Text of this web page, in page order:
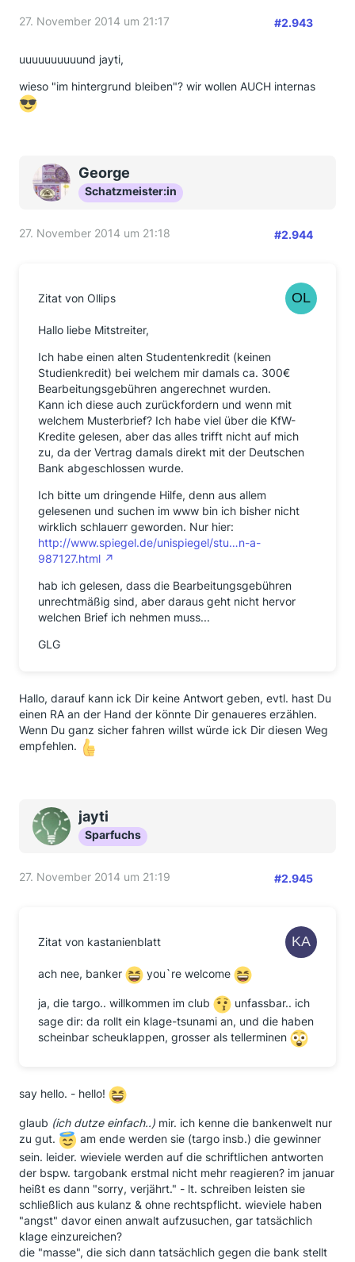
das bekannte schreiben, welches hier im forum schon
bisher nichts. habe dann heute mit meinem anwalt
telefoniert, welcher bereits den kompletten
schriftverkehr incl. anhänge vorliegen hatte. auf sein
hartnäckigen schriftverkehr an die bg zu kommen.
ansonsten klage. aus seiner sicht ist das schreiben
von der targobank völlig unzureichend und nichts
anklage, sollte es dazu kommen. rechtschutz ohne
bieten diese kredite auch an, daher habe ich heute
die mitarbeiterhotline angerufen - keine
warteschlange, interne auskünfte
briefe stapeln (wortwörtlich). tausende gehen ein und
diese werden alle manuell bearbeitet. aktuell sind sie
4 wochen im rückstand. gebühren werden aber nach
erfassung der einzelnen anfragen auch zurück
erstattet. soviel dazu.
ich werde mehr passiv bleiben und mitlesen. sollte
einer von euch etwas von mir wissen wollen oder hilfe
das hier?
)
- j.
27. November 2014 um 21:17 #2.943
uuuuuuuuuund jayti,
wieso "im hintergrund bleiben"? wir wollen AUCH internas
George
Schatzmeister:in
27. November 2014 um 21:18 #2.944
Zitat von Ollips
Hallo liebe Mitstreiter,
Ich habe einen alten Studentenkredit (keinen
Studienkredit) bei welchem mir damals ca. 300€
Bearbeitungsgebühren angerechnet wurden.
Kann ich diese auch zurückfordern und wenn mit
welchem Musterbrief? Ich habe viel über die KfW-
Kredite gelesen, aber das alles trifft nicht auf mich
zu, da der Vertrag damals direkt mit der Deutschen
Bank abgeschlossen wurde.
Ich bitte um dringende Hilfe, denn aus allem
gelesenen und suchen im www bin ich bisher nicht
wirklich schlauerr geworden. Nur hier:
http://www.spiegel.de/unispiegel/stu…n-a-
987127.html
hab ich gelesen, dass die Bearbeitungsgebühren
unrechtmäßig sind, aber daraus geht nicht hervor
welchen Brief ich nehmen muss...
GLG
Hallo, darauf kann ick Dir keine Antwort geben, evtl. hast Du
einen RA an der Hand der könnte Dir genaueres erzählen.
Wenn Du ganz sicher fahren willst würde ick Dir diesen Weg
empfehlen.
jayti
Sparfuchs
27. November 2014 um 21:19 #2.945
Zitat von kastanienblatt
ach nee, banker you`re welcome
ja, die targo.. willkommen im club
unfassbar.. ich
sage dir: da rollt ein klage-tsunami an, und die haben
scheinbar scheuklappen, grosser als tellerminen
say hello. - hello!
glaub (ich dutze einfach..) mir. ich kenne die bankenwelt nur
zu gut.
am ende werden sie (targo insb.) die gewinner
sein. leider. wieviele werden auf die schriftlichen antworten
der bspw. targobank erstmal nicht mehr reagieren? im januar
heißt es dann "sorry, verjährt." - lt. schreiben leisten sie
schließlich aus kulanz & ohne rechtspflicht. wieviele haben
"angst" davor einen anwalt aufzusuchen, gar tatsächlich
klage einzureichen?
die "masse", die sich dann tatsächlich gegen die bank stellt